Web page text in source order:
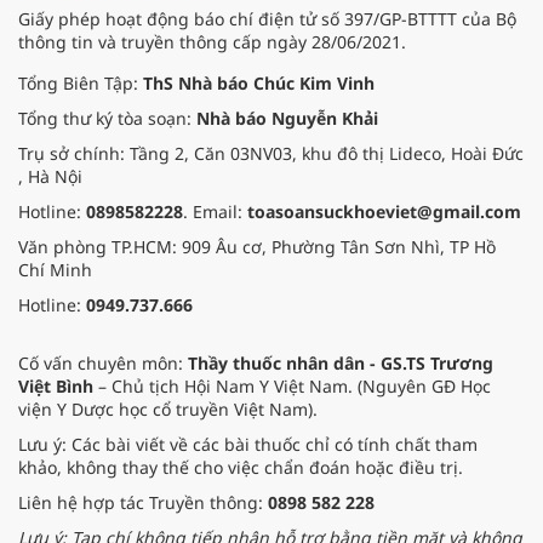
Giấy phép hoạt động báo chí điện tử số 397/GP-BTTTT của Bộ
thông tin và truyền thông cấp ngày 28/06/2021.
Tổng Biên Tập: ThS Nhà báo Chúc Kim Vinh
Tổng thư ký tòa soạn: Nhà báo Nguyễn Khải
Trụ sở chính: Tầng 2, Căn 03NV03, khu đô thị Lideco, Hoài Đức
, Hà Nội
Hotline: 0898582228. Email: toasoansuckhoeviet@gmail.com
Văn phòng TP.HCM: 909 Âu cơ, Phường Tân Sơn Nhì, TP Hồ
Chí Minh
Hotline: 0949.737.666
Cố vấn chuyên môn: Thầy thuốc nhân dân - GS.TS Trương
Việt Bình – Chủ tịch Hội Nam Y Việt Nam. (Nguyên GĐ Học
viện Y Dược học cổ truyền Việt Nam).
Lưu ý: Các bài viết về các bài thuốc chỉ có tính chất tham
khảo, không thay thế cho việc chẩn đoán hoặc điều trị.
Liên hệ hợp tác Truyền thông: 0898 582 228
Lưu ý: Tạp chí không tiếp nhận hỗ trợ bằng tiền mặt và không